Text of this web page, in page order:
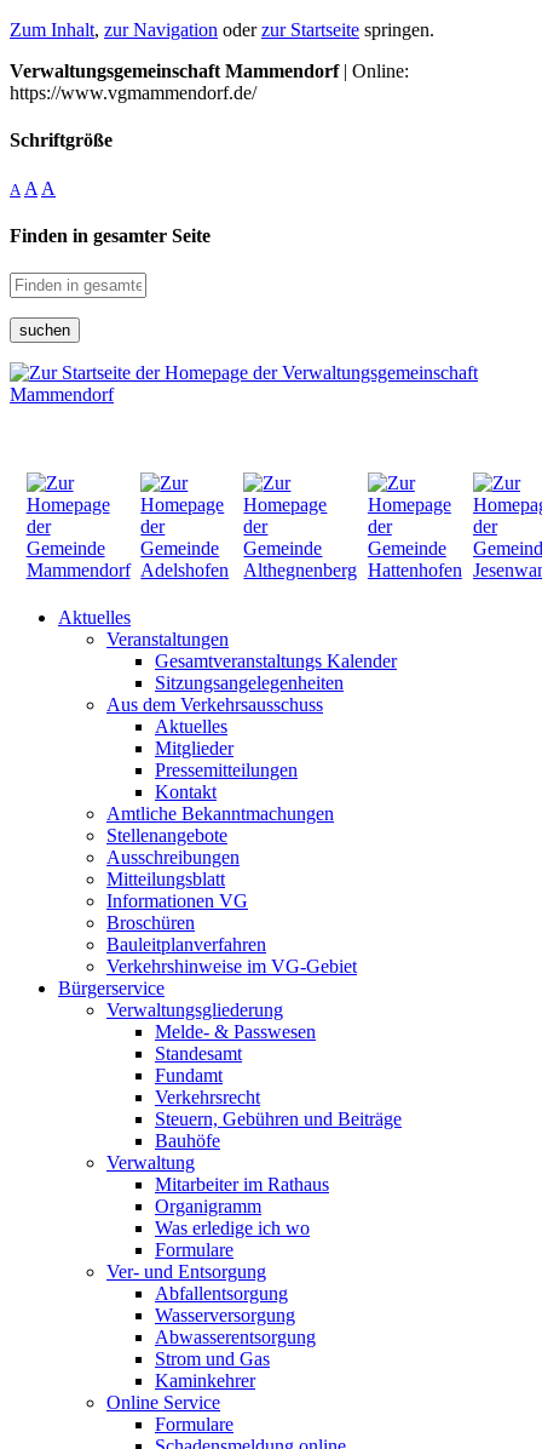
Zum Inhalt, zur Navigation oderzur Startseite springen.
Verwaltungsgemeinschaft Mammendorf| Online:
https://www.vgmammendorf.de/
Schriftgröße
A A A
Finden in gesamter Seite
suchen
Aktuelles
Veranstaltungen
Gesamtveranstaltungs Kalender
Sitzungsangelegenheiten
Aus dem Verkehrsausschuss
Aktuelles
Mitglieder
Pressemitteilungen
Kontakt
Amtliche Bekanntmachungen
Stellenangebote
Ausschreibungen
Mitteilungsblatt
Informationen VG
Broschüren
Bauleitplanverfahren
Verkehrshinweise im VG-Gebiet
Bürgerservice
Verwaltungsgliederung
Melde- & Passwesen
Standesamt
Fundamt
Verkehrsrecht
Steuern, Gebühren und Beiträge
Bauhöfe
Verwaltung
Mitarbeiter im Rathaus
Organigramm
Was erledige ich wo
Formulare
Ver- und Entsorgung
Abfallentsorgung
Wasserversorgung
Abwasserentsorgung
Strom und Gas
Kaminkehrer
Online Service
Formulare